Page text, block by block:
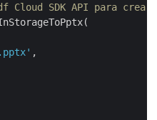
Cloud SDK API para crear
,